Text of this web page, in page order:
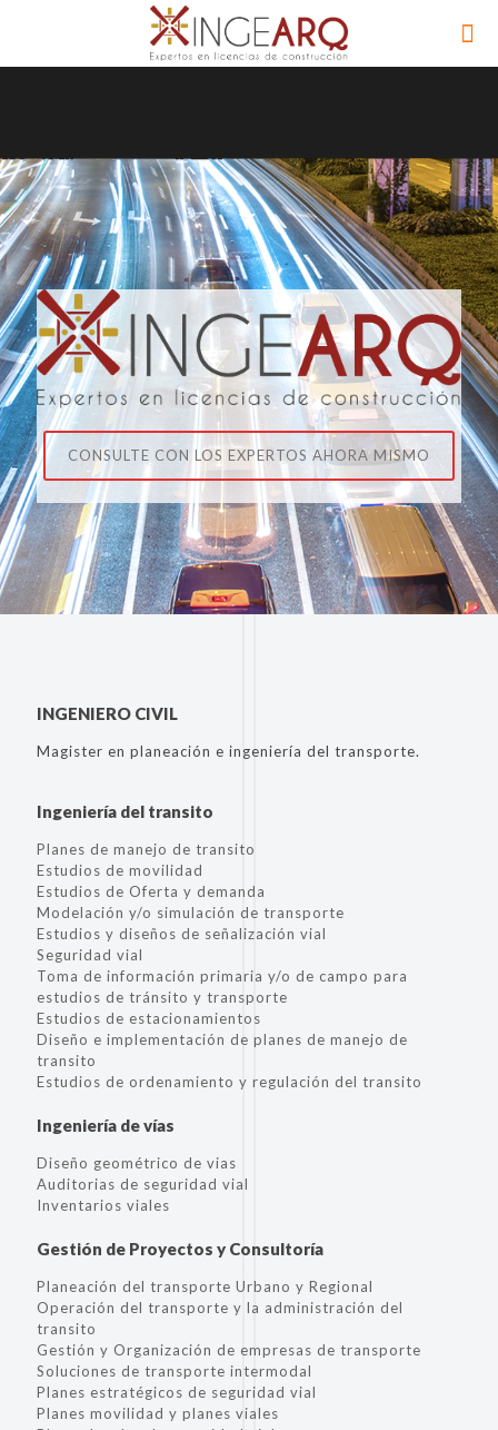
CONSULTE CON LOS EXPERTOS AHORA MISMO
INGENIERO CIVIL
Magister en planeación e ingeniería del transporte.
Ingeniería del transito
Planes de manejo de transito
Estudios de movilidad
Estudios de Oferta y demanda
Modelación y/o simulación de transporte
Estudios y diseños de señalización vial
Seguridad vial
Toma de información primaria y/o de campo para
estudios de tránsito y transporte
Estudios de estacionamientos
Diseño e implementación de planes de manejo de
transito
Estudios de ordenamiento y regulación del transito
Ingeniería de vías
Diseño geométrico de vias
Auditorias de seguridad vial
Inventarios viales
Gestión de Proyectos y Consultoría
Planeación del transporte Urbano y Regional
Operación del transporte y la administración del
transito
Gestión y Organización de empresas de transporte
Soluciones de transporte intermodal
Planes estratégicos de seguridad vial
Planes movilidad y planes viales